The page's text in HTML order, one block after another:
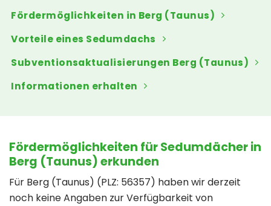
Fördermöglichkeiten in Berg (Taunus)
Vorteile eines Sedumdachs
Subventionsaktualisierungen Berg (Taunus)
Informationen erhalten
Fördermöglichkeiten für Sedumdächer in
Berg (Taunus) erkunden
Für Berg (Taunus) (PLZ: 56357) haben wir derzeit
noch keine Angaben zur Verfügbarkeit von